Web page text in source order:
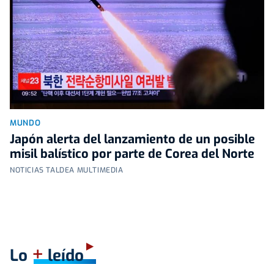
MUNDO
Japón alerta del lanzamiento de un posible
misil balístico por parte de Corea del Norte
NOTICIAS TALDEA MULTIMEDIA
Lo +leído